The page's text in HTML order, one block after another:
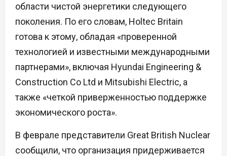
области чистой энергетики следующего
поколения. По его словам, Holtec Britain
готова к этому, обладая «проверенной
технологией и известными международными
партнерами», включая Hyundai Engineering &
Construction Co Ltd и Mitsubishi Electric, а
также «четкой приверженностью поддержке
экономического роста».
В феврале представители Great British Nuclear
сообщили, что организация придерживается